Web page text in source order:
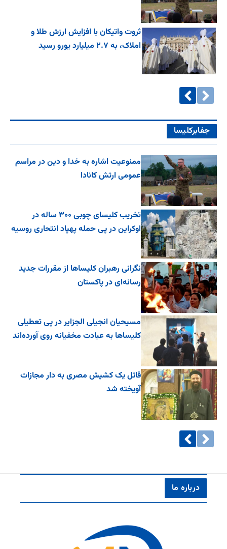
ثروت واتیکان با افزایش ارزش طلا و
املاک، به ۲.۷ میلیارد یورو رسید
جفا‌بر‌کلیسا
ممنوعیت اشاره به خدا و دین در مراسم
عمومی ارتش کانادا
تخریب کلیسای چوبی ۳۰۰ ساله در
اوکراین در پی حمله پهپاد انتحاری روسیه
نگرانی رهبران کلیساها از مقررات جدید
رسانه‌ای در پاکستان
مسیحیان انجیلی الجزایر در پی تعطیلی
کلیساها به عبادت مخفیانه روی آورده‌اند
قاتل یک کشیش مصری به دار مجازات
آویخته شد
درباره ما